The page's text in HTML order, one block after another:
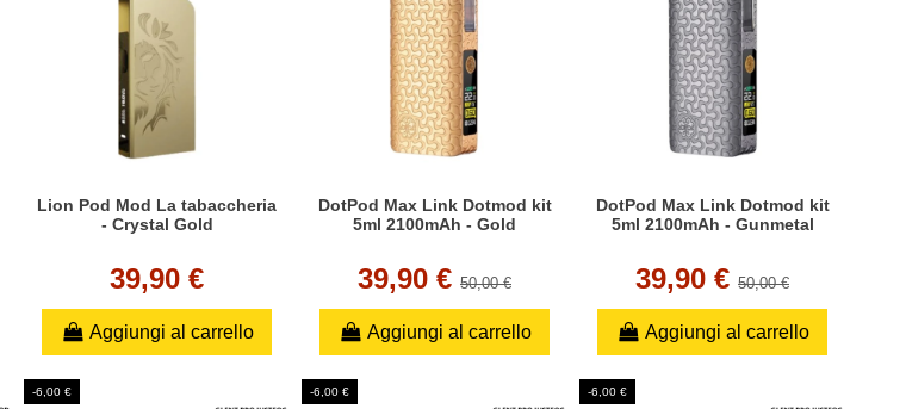
Lion Pod Mod La tabaccheria
- Crystal Gold
39,90 €
Aggiungi al carrello
DotPod Max Link Dotmod kit
5ml 2100mAh - Gold
39,90 € 50,00 €
Aggiungi al carrello
DotPod Max Link Dotmod kit
5ml 2100mAh - Gunmetal
39,90 € 50,00 €
Aggiungi al carrello
-6,00 € -6,00 € -6,00 €